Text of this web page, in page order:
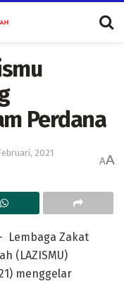
Perdana
2021
AA
Lembaga Zakat
(LAZISMU)
menggelar